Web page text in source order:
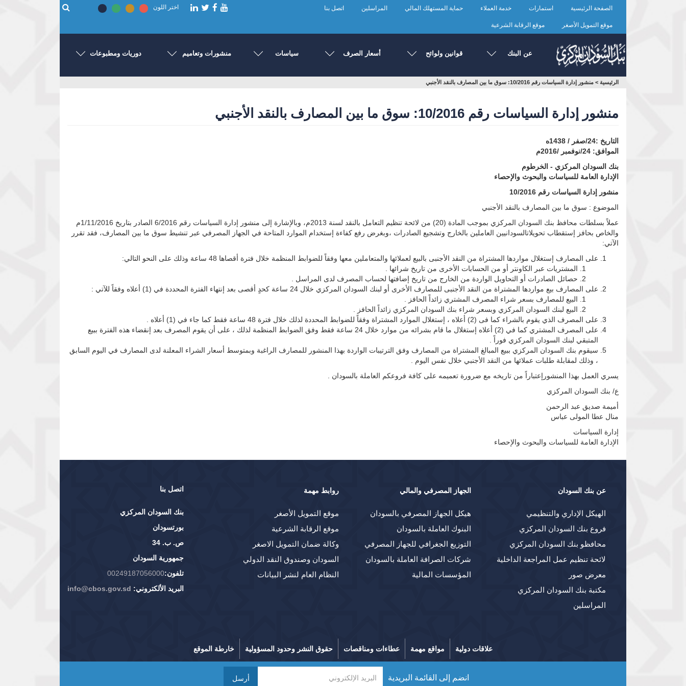
الصفحة الرئيسية استمارات خدمة العملاء حماية المستهلك المالي المراسلين اتصل بنا
موقع التمويل الأصغر موقع الرقابة الشرعية
اختر اللون
عن البنك قوانين ولوائح أسعار الصرف سياسات منشورات وتعاميم دوريات ومطبوعات
أنت
الرئيسية > منشور إدارة السياسات رقم 10/2016: سوق ما بين المصارف بالنقد الأجنبي
منشور إدارة السياسات رقم 10/2016: سوق ما بين المصارف بالنقد الأجنبي
التاريخ :24/صفر / 1438ه
الموافق: 24/نوفمبر /2016م
بنك السودان المركزي - الخرطوم
الإدارة العامة للسياسات والبحوث والإحصاء
منشور إدارة السياسات رقم 10/2016
الموضوع : سوق ما بين المصارف بالنقد الأجنبي
عملاً بسلطات محافظ بنك السودان المركزي بموجب المادة (20) من لائحة تنظيم التعامل بالنقد لسنة 2013م، وبالإشارة إلى منشور إدارة السياسات رقم 6/2016 الصادر بتاريخ 1/11/2016م
والخاص بحافز إستقطاب تحويلاتالسودانيين العاملين بالخارج وتشجيع الصادرات ،وبغرض رفع كفاءة إستخدام الموارد المتاحة في الجهاز المصرفي عبر تنشيط سوق ما بين المصارف، فقد تقرر
الآتي:
على المصارف إستغلال مواردها المشتراة من النقد الأجنبى بالبيع لعملائها والمتعاملين معها وفقاً للضوابط المنظمة خلال فترة أقصاها 48 ساعة وذلك على النحو التالي:
المشتريات عبر الكاونتر أو من الحسابات الأخرى من تاريخ شرائها .
حصائل الصادرات أو التحاويل الواردة من الخارج من تاريخ إضافتها لحساب المصرف لدى المراسل .
على المصارف بيع مواردها المشتراة من النقد الأجنبى للمصارف الأخرى أو لبنك السودان المركزي خلال 24 ساعة كحدٍ أقصى بعد إنتهاء الفترة المحددة في (1) أعلاه وفقاً للآتي :
البيع للمصارف بسعر شراء المصرف المشتري زائداً الحافز .
البيع لبنك السودان المركزي وبسعر شراء بنك السودان المركزي زائداً الحافز .
على المصرف الذي يقوم بالشراء كما فى (2) أعلاه ، إستغلال الموارد المشتراة وفقاً للضوابط المحددة لذلك خلال فترة 48 ساعة فقط كما جاء في (1) أعلاه .
على المصرف المشتري كما في (2) أعلاه إستغلال ما قام بشرائه من موارد خلال 24 ساعة فقط وفق الضوابط المنظمة لذلك ، على أن يقوم المصرف بعد إنقضاء هذه الفترة ببيع
المتبقي لبنك السودان المركزي فوراً .
سيقوم بنك السودان المركزي ببيع المبالغ المشتراة من المصارف وفق الترتيبات الواردة بهذا المنشور للمصارف الراغبة وبمتوسط أسعار الشراء المعلنة لدى المصارف في اليوم السابق
، وذلك لمقابلة طلبات عملائها من النقد الأجنبي خلال نفس اليوم .
يسري العمل بهذا المنشورإعتباراً من تاريخه مع ضرورة تعميمه على كافة فروعكم العاملة بالسودان .
ع/ بنك السودان المركزي
أميمة صديق عبد الرحمن
منال عطا المولى عباس
إدارة السياسات
الإدارة العامة للسياسات والبحوث والإحصاء
اتصل بنا
بنك السودان المركزي
بورتسودان
ص. ب. 34
جمهورية السودان
تلفون:00249187056000
البريد الألكتروني: info@cbos.gov.sd
عن بنك السودان
الهيكل الإداري والتنظيمي
فروع بنك السودان المركزي
محافظو بنك السودان المركزي
لائحة تنظيم عمل المراجعة الداخلية
معرض صور
مكتبة بنك السودان المركزي
المراسلين
الجهاز المصرفي والمالي
هيكل الجهاز المصرفي بالسودان
البنوك العاملة بالسودان
التوزيع الجغرافي للجهاز المصرفي
شركات الصرافة العاملة بالسودان
المؤسسات المالية
روابط مهمة
موقع التمويل الأصغر
موقع الرقابة الشرعية
وكالة ضمان التمويل الاصغر
السودان وصندوق النقد الدولي
النظام العام لنشر البيانات
خارطة الموقع حقوق النشر وحدود المسؤولية عطاءات ومناقصات مواقع مهمة علاقات دولية
انضم إلى القائمة البريدية أرسل